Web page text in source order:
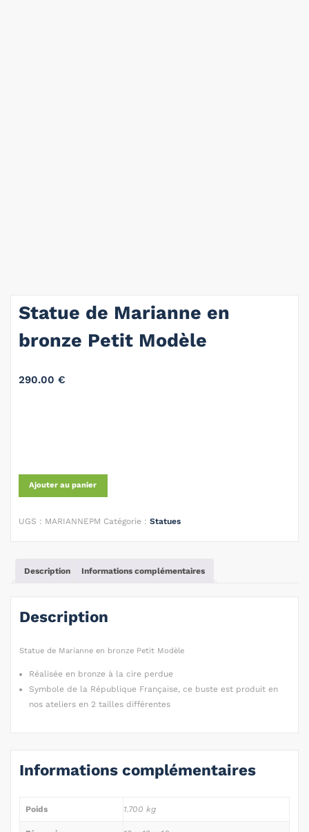
Statue de Marianne en
bronze Petit Modèle
290.00 €
Ajouter au panier
UGS : MARIANNEPM Catégorie : Statues
Description Informations complémentaires
Description
Statue de Marianne en bronze Petit Modèle
Réalisée en bronze à la cire perdue
Symbole de la République Française, ce buste est produit en
nos ateliers en 2 tailles différentes
Informations complémentaires
Poids 1.700 kg